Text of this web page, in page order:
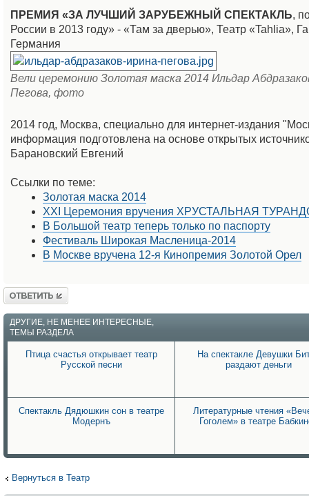
ПРЕМИЯ «ЗА ЛУЧШИЙ ЗАРУБЕЖНЫЙ СПЕКТАКЛЬ,
России в 2013 году» - «Там за дверью», Театр «Tahlia»,
Германия
Вели церемонию Золотая маска 2014 Ильдар
Пегова, фото
2014 год, Москва, специально для интернет-издания
информация подготовлена на основе открытых
Барановский Евгений
Ссылки по теме:
Золотая маска 2014
ХХI Церемония вручения ХРУСТАЛЬНАЯ
В Большой театр теперь только по паспорту
Фестиваль Широкая Масленица-2014
В Москве вручена 12-я Кинопремия Золотой Орел
Ответить
ДРУГИЕ, НЕ МЕНЕЕ ИНТЕРЕСНЫЕ,
ТЕМЫ РАЗДЕЛА
Птица счастья открывает театр
Русской песни
На спектакле Девушки
раздают деньги
Спектакль Дядюшкин сон в театре
Модернъ
Литературные чтения
Гоголем» в театре
Вернуться в Театр